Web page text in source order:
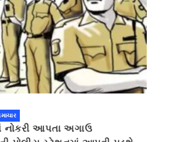
નોકરી આપતા અગાઉ